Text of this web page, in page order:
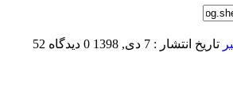
تاریخ انتشار : 7 دی, 1398 0 دیدگاه
52